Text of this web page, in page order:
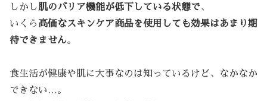
しかし肌のバリア機能が低下している状態で、
いくら 高価なスキンケア商品を使用しても効果はあまり期
待できません。
食生活が健康や肌に大事なのは知っているけど、なかなか
できない…。